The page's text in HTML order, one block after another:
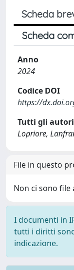
Scheda
Scheda
Anno
2024
Codice DOI
https://
Tutti gli autori
Lopriore,
File in questo
Non ci sono
I documenti in
tutti i diritti
indicazione.